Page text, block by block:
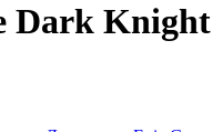
Dark Knight